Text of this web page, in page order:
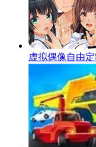
虚拟偶像自由